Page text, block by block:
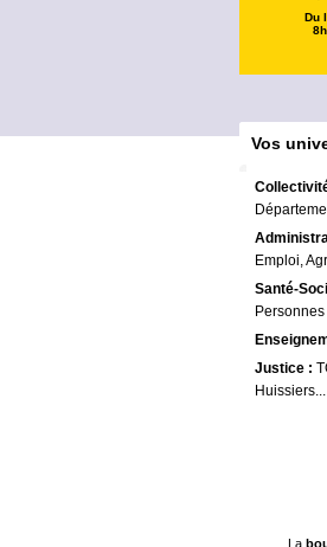
Du
Vos
Emploi,
Santé-
Justice :
Huissiers...
La